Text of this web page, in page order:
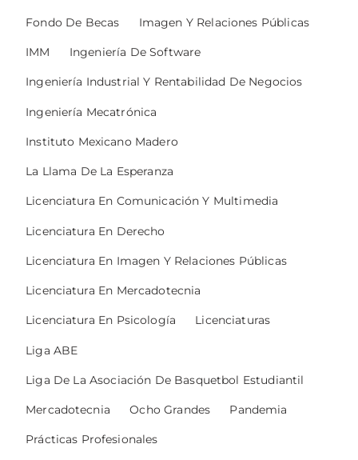
Fondo De Becas Imagen Y Relaciones Públicas
IMM Ingeniería De Software
Ingeniería Industrial Y Rentabilidad De Negocios
Ingeniería Mecatrónica
Instituto Mexicano Madero
La Llama De La Esperanza
Licenciatura En Comunicación Y Multimedia
Licenciatura En Derecho
Licenciatura En Imagen Y Relaciones Públicas
Licenciatura En Mercadotecnia
Licenciatura En Psicología Licenciaturas
Liga ABE
Liga De La Asociación De Basquetbol Estudiantil
Mercadotecnia Ocho Grandes Pandemia
Prácticas Profesionales